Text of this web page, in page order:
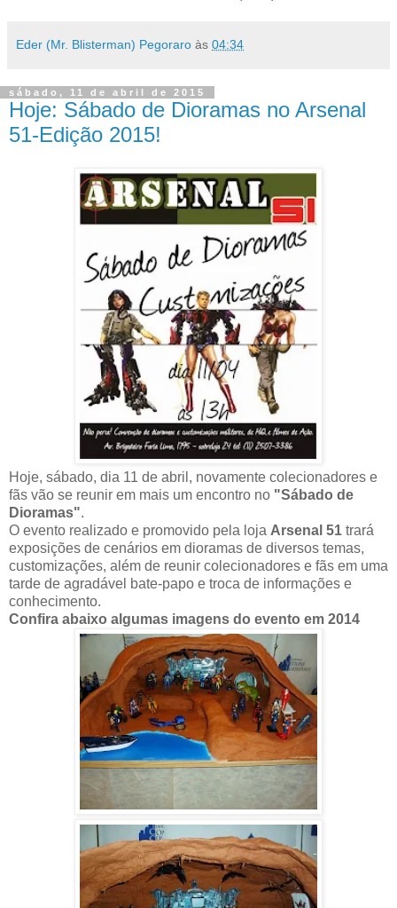
Eder (Mr. Blisterman) Pegoraro às 04:34
sábado, 11 de abril de 2015
Hoje: Sábado de Dioramas no Arsenal
51-Edição 2015!
Hoje, sábado, dia 11 de abril, novamente colecionadores e
fãs vão se reunir em mais um encontro no "Sábado de
Dioramas".
O evento realizado e promovido pela loja Arsenal 51 trará
exposições de cenários em dioramas de diversos temas,
customizações, além de reunir colecionadores e fãs em uma
tarde de agradável bate-papo e troca de informações e
conhecimento.
Confira abaixo algumas imagens do evento em 2014